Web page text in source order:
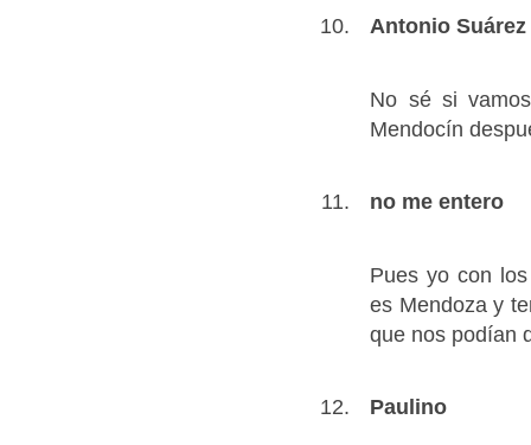
Antonio Suárez
No sé si
Mendocín
no me entero
Pues yo con
es Mendoza y
que nos podían
Paulino